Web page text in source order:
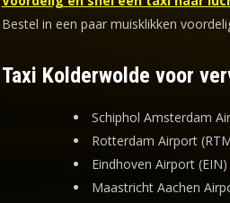
Bestel in een paar muisklikken
Taxi Kolderwolde voor
Schiphol Amsterdam
Rotterdam Airport
Eindhoven Airport (EIN)
Maastricht Aachen